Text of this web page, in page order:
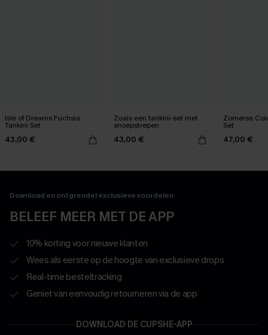
Isle of Dreams Fuchsia
Tankini Set
43,00 €
Zoals een tankini-set met
snoepstrepen
43,00 €
Zomerse
Set
47,00 €
Download en ontgrendel exclusieve voordelen
BELEEF MEER MET DE APP
10% korting voor nieuwe klanten
Wees als eerste op de hoogte van exclusieve drops
Real-time besteltracking
Geniet van eenvoudig retourneren via de app
DOWNLOAD DE CUPSHE-APP